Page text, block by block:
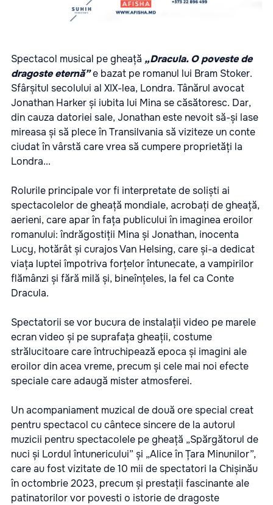
Spectacol musical pe gheață „Dracula. O poveste de
dragoste eternă”e bazat pe romanul lui Bram Stoker.
Sfârșitul secolului al XIX-lea, Londra. Tânărul avocat
Jonathan Harker și iubita lui Mina se căsătoresc. Dar,
din cauza datoriei sale, Jonathan este nevoit să-și lase
mireasa și să plece în Transilvania să viziteze un conte
ciudat în vârstă care vrea să cumpere proprietăți la
Londra...
Rolurile principale vor fi interpretate de soliști ai
spectacolelor de gheață mondiale, acrobați de gheață,
aerieni, care apar în fața publicului în imaginea eroilor
romanului: îndrăgostiții Mina și Jonathan, inocenta
Lucy, hotărât și curajos Van Helsing, care și-a dedicat
viața luptei împotriva forțelor întunecate, a vampirilor
flămânzi și fără milă și, bineînțeles, la fel ca Conte
Dracula.
Spectatorii se vor bucura de instalații video pe marele
ecran video și pe suprafața gheații, costume
strălucitoare care întruchipează epoca și imagini ale
eroilor din acea vreme, precum și cele mai noi efecte
speciale care adaugă mister atmosferei.
Un acompaniament muzical de două ore special creat
pentru spectacol cu cântece sincere de la autorul
muzicii pentru spectacolele pe gheață „Spărgătorul de
nuci și Lordul întunericului” și „Alice în Țara Minunilor”,
care au fost vizitate de 10 mii de spectatori la Chișinău
în octombrie 2023, precum și prestații fascinante ale
patinatorilor vor povesti o istorie de dragoste